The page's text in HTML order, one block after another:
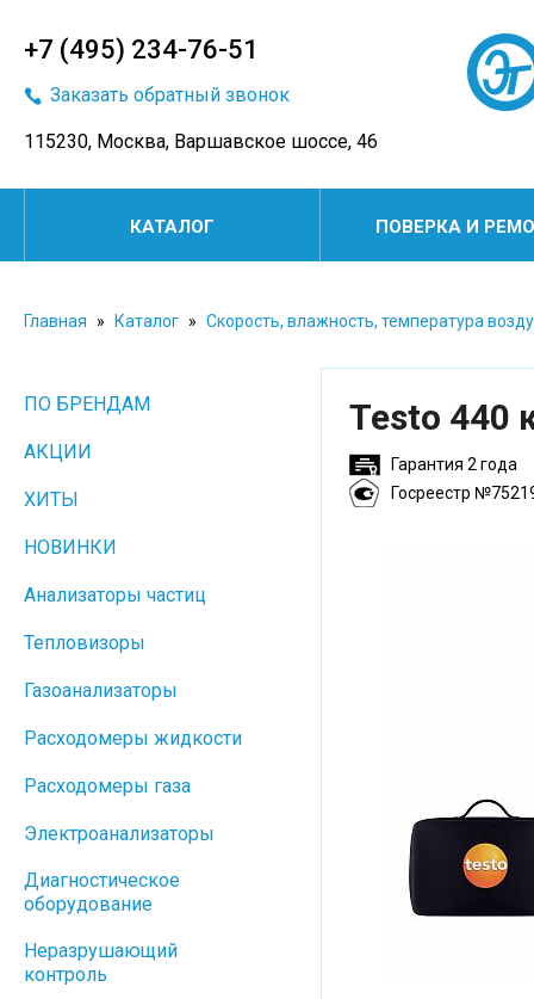
+7 (495) 234-76-51
Заказать обратный звонок
115230, Москва, Варшавское шоссе, 46
КАТАЛОГ ПОВЕРКА И
Главная » Каталог » Скорость, влажность, температура
Testo 440
Гарантия 2 года
Госреестр
ПО БРЕНДАМ
АКЦИИ
ХИТЫ
НОВИНКИ
Анализаторы частиц
Тепловизоры
Газоанализаторы
Расходомеры жидкости
Расходомеры газа
Электроанализаторы
Диагностическое
оборудование
Неразрушающий
контроль